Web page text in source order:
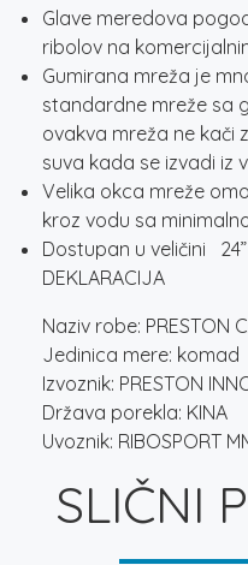
Glave meredova
ribolov na
Gumirana mreža je
standardne mreže sa
ovakva mreža ne kači
suva kada se izvadi iz
Velika okca mreže
kroz vodu sa
Dostupan u veličini
DEKLARACIJA
Naziv robe: PRESTON
Jedinica mere: komad
Izvoznik: PRESTON
Država porekla: KINA
Uvoznik: RIBOSPORT
SLIČNI